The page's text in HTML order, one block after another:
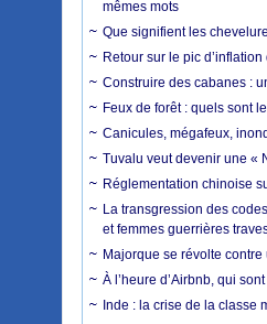
mêmes mots
Que signifient les
Retour sur le pic
Construire des cabanes :
Feux de forêt : quels sont
Canicules, mégafeux,
Tuvalu veut devenir une «
Réglementation chinoise
La transgression des
et femmes guerrières
Majorque se révolte
À l’heure d’Airbnb, qui
Inde : la crise de la classe